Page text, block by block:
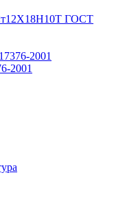
ГОСТ
2001
2001